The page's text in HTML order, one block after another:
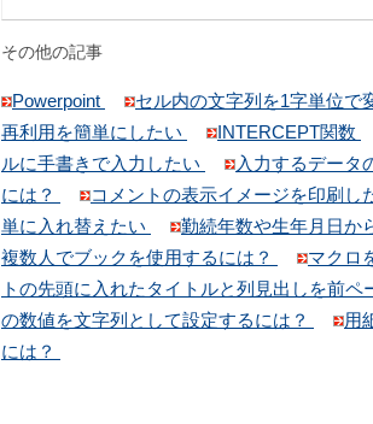
その他の記事
Powerpoint
セル内の文字列を1字単位で
再利用を簡単にしたい
INTERCEPT関数
ルに手書きで入力したい
入力するデータ
には？
コメントの表示イメージを印刷し
単に入れ替えたい
勤続年数や生年月日か
複数人でブックを使用するには？
マクロ
トの先頭に入れたタイトルと列見出しを前
の数値を文字列として設定するには？
用
には？